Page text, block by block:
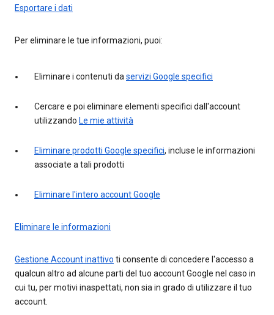
Esportare i dati
Per eliminare le tue informazioni, puoi:
Eliminare i contenuti da servizi Google specifici
Cercare e poi eliminare elementi specifici dall'account
utilizzando Le mie attività
Eliminare prodotti Google specifici, incluse le informazioni
associate a tali prodotti
Eliminare l'intero account Google
Eliminare le informazioni
Gestione Account inattivo ti consente di concedere l'accesso a
qualcun altro ad alcune parti del tuo account Google nel caso in
cui tu, per motivi inaspettati, non sia in grado di utilizzare il tuo
account.